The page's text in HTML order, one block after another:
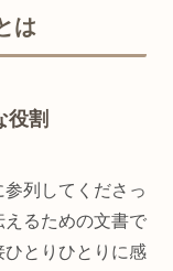
は
役割
参列してくださっ
るための文書で
とりひとりに感